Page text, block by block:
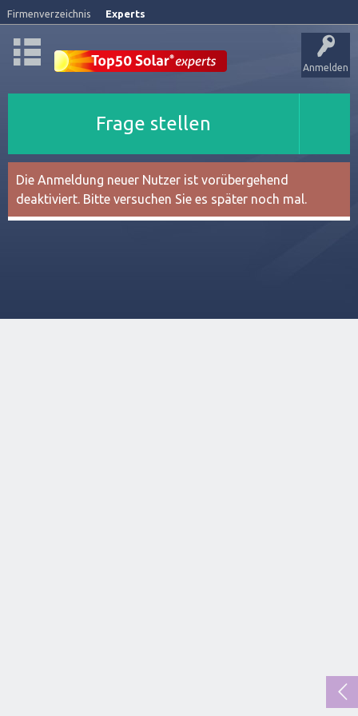
Firmenverzeichnis Experts
Anmelden
Frage stellen
Die Anmeldung neuer Nutzer ist vorübergehend
deaktiviert. Bitte versuchen Sie es später noch mal.